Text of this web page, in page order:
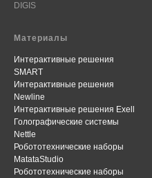
DIGIS
Материалы
Интерактивные решения
SMART
Интерактивные решения
Newline
Интерактивные решения Exell
Голографические системы
Nettle
Робототехнические наборы
MatataStudio
Робототехнические наборы